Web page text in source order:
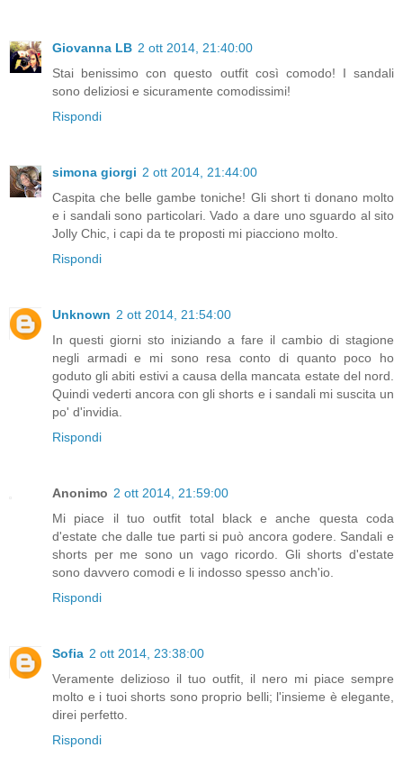
Giovanna LB 2 ott 2014, 21:40:00
Stai benissimo con questo outfit così comodo! I sandali
sono deliziosi e sicuramente comodissimi!
Rispondi
simona giorgi 2 ott 2014, 21:44:00
Caspita che belle gambe toniche! Gli short ti donano molto
e i sandali sono particolari. Vado a dare uno sguardo al sito
Jolly Chic, i capi da te proposti mi piacciono molto.
Rispondi
Unknown 2 ott 2014, 21:54:00
In questi giorni sto iniziando a fare il cambio di stagione
negli armadi e mi sono resa conto di quanto poco ho
goduto gli abiti estivi a causa della mancata estate del nord.
Quindi vederti ancora con gli shorts e i sandali mi suscita un
po' d'invidia.
Rispondi
Anonimo 2 ott 2014, 21:59:00
Mi piace il tuo outfit total black e anche questa coda
d'estate che dalle tue parti si può ancora godere. Sandali e
shorts per me sono un vago ricordo. Gli shorts d'estate
sono davvero comodi e li indosso spesso anch'io.
Rispondi
Sofia 2 ott 2014, 23:38:00
Veramente delizioso il tuo outfit, il nero mi piace sempre
molto e i tuoi shorts sono proprio belli; l'insieme è elegante,
direi perfetto.
Rispondi